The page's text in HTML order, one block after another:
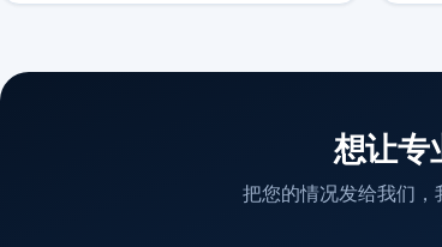
想让专
把您的情况发给我们，